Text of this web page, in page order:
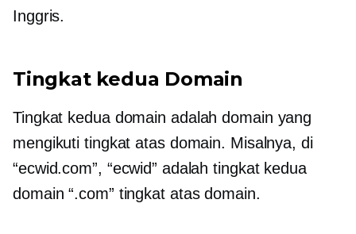
Inggris.
Tingkat kedua Domain
Tingkat keduadomain adalah domain yang
mengikutitingkat atasdomain. Misalnya, di
“ecwid.com”, “ecwid” adalahtingkat kedua
domain “.com” tingkat atasdomain.